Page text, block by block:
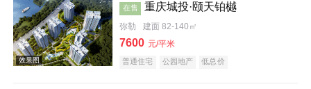
在售 重庆城投·颐天铂樾
弥勒 建面 82-140㎡
7600 元/平米
普通住宅 公园地产 低总价